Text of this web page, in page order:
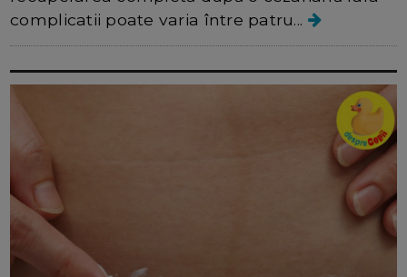
complicatii poate varia între patru...